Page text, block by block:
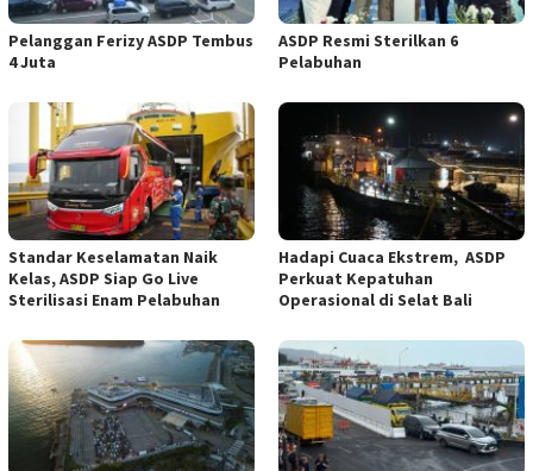
Pelanggan Ferizy ASDP Tembus
4 Juta
ASDP Resmi Sterilkan 6
Pelabuhan
Standar Keselamatan Naik
Kelas, ASDP Siap Go Live
Sterilisasi Enam Pelabuhan
Hadapi Cuaca Ekstrem, ASDP
Perkuat Kepatuhan
Operasional di Selat Bali